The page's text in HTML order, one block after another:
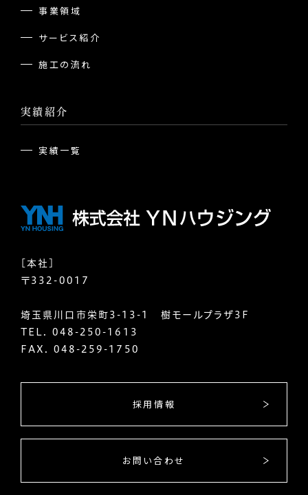
事業領域
サービス紹介
施工の流れ
実績紹介
実績一覧
[本社]
〒332-0017
埼玉県川口市栄町3-13-1 樹モールプラザ3F
TEL. 048-250-1613
FAX. 048-259-1750
採用情報
お問い合わせ